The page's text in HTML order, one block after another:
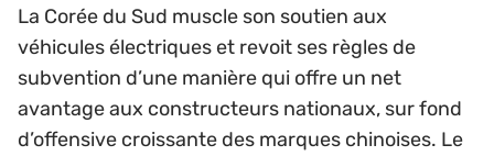
La Corée du Sud muscle son soutien aux
véhicules électriques et revoit ses règles de
subvention d’une manière qui offre un net
avantage aux constructeurs nationaux, sur fond
d’offensive croissante des marques chinoises. Le